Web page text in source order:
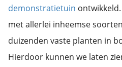
demonstratietuin
met allerlei inheemse
duizenden vaste planten in
Hierdoor kunnen we laten